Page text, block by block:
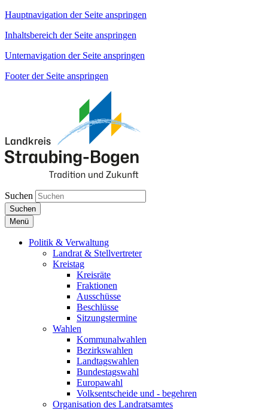
Hauptnavigation der Seite anspringen
Inhaltsbereich der Seite anspringen
Unternavigation der Seite anspringen
Footer der Seite anspringen
Suchen
Suchen
Menü
Politik & Verwaltung
Landrat & Stellvertreter
Kreistag
Kreisräte
Fraktionen
Ausschüsse
Beschlüsse
Sitzungstermine
Wahlen
Kommunalwahlen
Bezirkswahlen
Landtagswahlen
Bundestagswahl
Europawahl
Volksentscheide und - begehren
Organisation des Landratsamtes